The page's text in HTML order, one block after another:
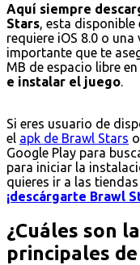
Aquí siempre
Stars, esta disponible
requiere iOS 8.0 o
importante que te
MB de espacio libre
e instalar el juego.
Si eres usuario de
el apk de Brawl Stars
Google Play para
para iniciar la
quieres ir a las
¡descárgarte Brawl
¿Cuáles son
principales